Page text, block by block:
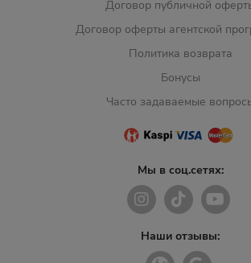
Договор публичной
Договор оферты агентской
Политика возврата
Бонусы
Часто задаваемые
Мы в соц.сетях:
Наши отзывы: